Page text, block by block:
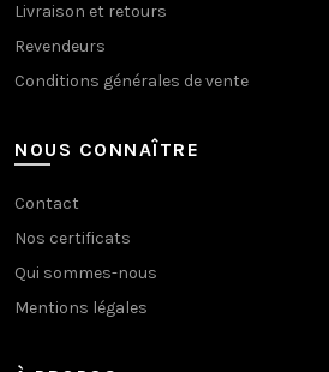
Livraison et retours
Revendeurs
Conditions générales de vente
NOUS CONNAÎTRE
Contact
Nos certificats
Qui sommes-nous
Mentions légales